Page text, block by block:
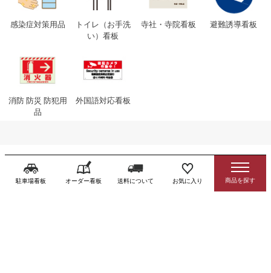
駐車場看板 オーダー看板 送料について お気に入り
感染症対策用品
トイレ（お手洗
い）看板
寺社・寺院看板 避難誘導看板
消防 防災 防犯用
品
外国語対応看板
注文の流れ